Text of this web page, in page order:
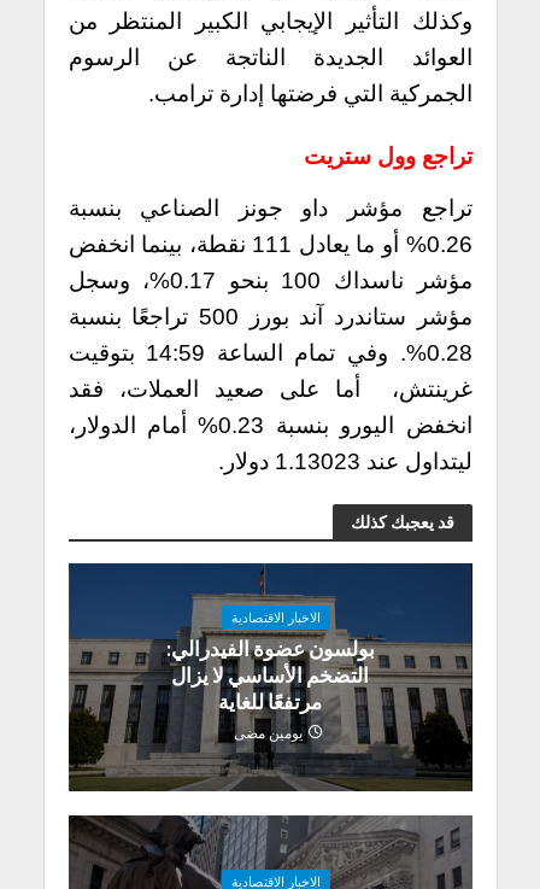
وكذلك التأثير الإيجابي الكبير المنتظر من
العوائد الجديدة الناتجة عن الرسوم
الجمركية التي فرضتها إدارة ترامب.
تراجع وول ستريت
تراجع مؤشر داو جونز الصناعي بنسبة
0.26% أو ما يعادل 111 نقطة، بينما انخفض
مؤشر ناسداك 100 بنحو 0.17%، وسجل
مؤشر ستاندرد آند بورز 500 تراجعًا بنسبة
0.28%. وفي تمام الساعة 14:59 بتوقيت
غرينتش، أما على صعيد العملات، فقد
انخفض اليورو بنسبة 0.23% أمام الدولار،
ليتداول عند 1.13023 دولار.
قد يعجبك كذلك
الاخبار الاقتصادية
بولسون عضوة الفيدرالي:
التضخم الأساسي لا يزال
مرتفعًا للغاية
يومين مضى
الاخبار الاقتصادية